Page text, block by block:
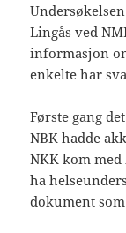
Lingås ved
informasjon
enkelte har
Første gang
NBK hadde
NKK kom
ha
dokument